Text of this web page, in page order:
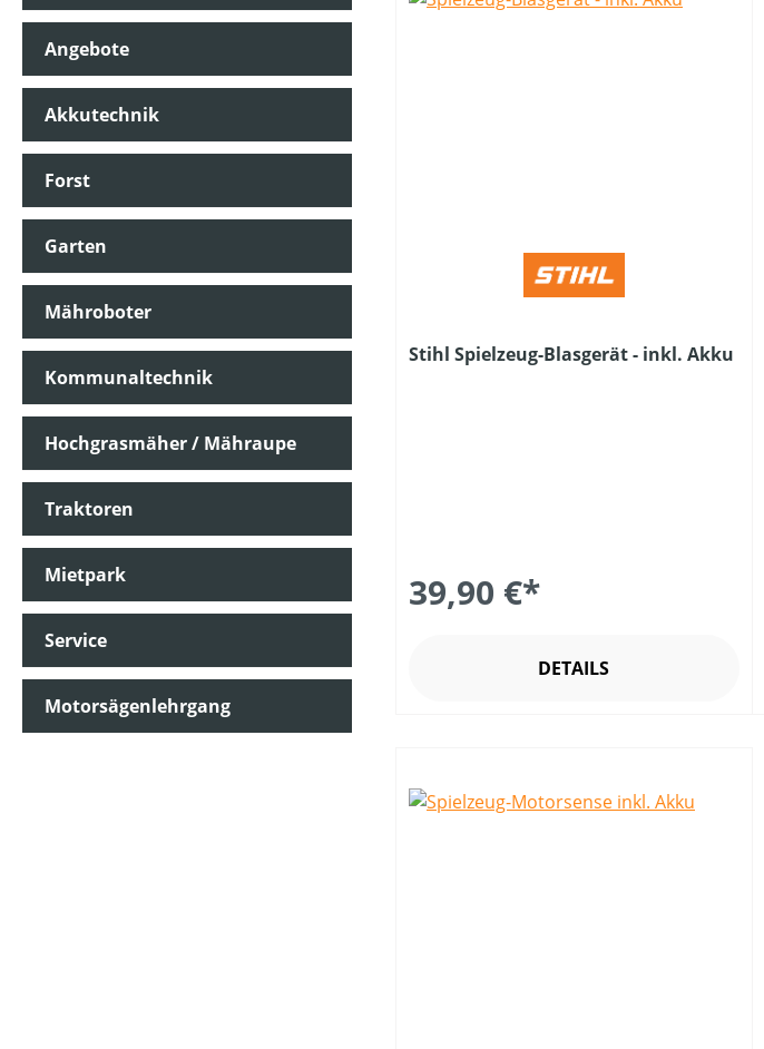
FARBE (GERÄT)
KLASSIFIZIERUNG
MATERIALART
PREIS
Angebote
Akkutechnik
Forst
Garten
Mähroboter
Kommunaltechnik
Hochgrasmäher / Mähraupe
Traktoren
Mietpark
Service
Motorsägenlehrgang
Stihl Spielzeug-Blasgerät - inkl. Akku
39,90 €*
DETAILS